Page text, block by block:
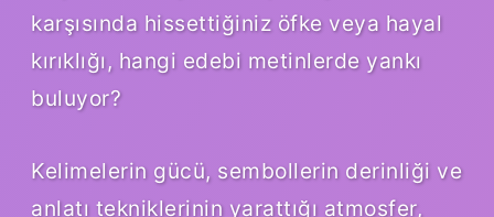
karşısında hissettiğiniz öfke veya hayal
kırıklığı, hangi edebi metinlerde yankı
buluyor?
Kelimelerin gücü, sembollerin derinliği ve
anlatı tekniklerinin yarattığı atmosfer,